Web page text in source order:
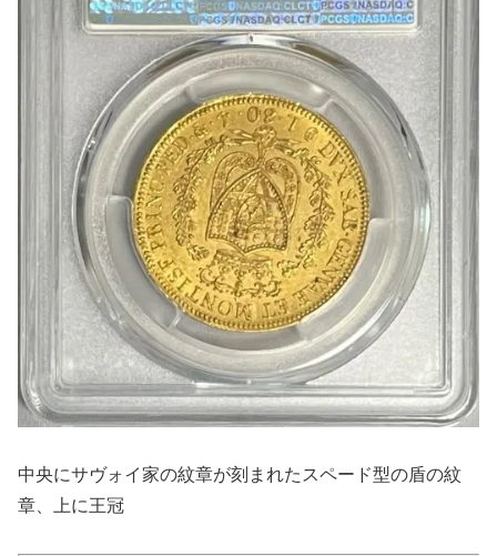
中央にサヴォイ家の紋章が刻まれたスペード型の盾の紋
章、上に王冠